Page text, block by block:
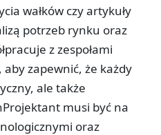
wałków czy artykuły
potrzeb rynku oraz
z zespołami
zapewnić, że każdy
ale także
musi być na
oraz